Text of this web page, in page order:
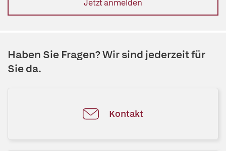
Jetzt anmelden
Haben Sie Fragen? Wir sind jederzeit für
Sie da.
Kontakt